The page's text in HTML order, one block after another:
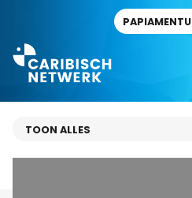
PAPIAMENTU